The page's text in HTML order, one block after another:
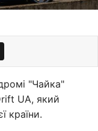
"Чайка"
UA, який
країни.